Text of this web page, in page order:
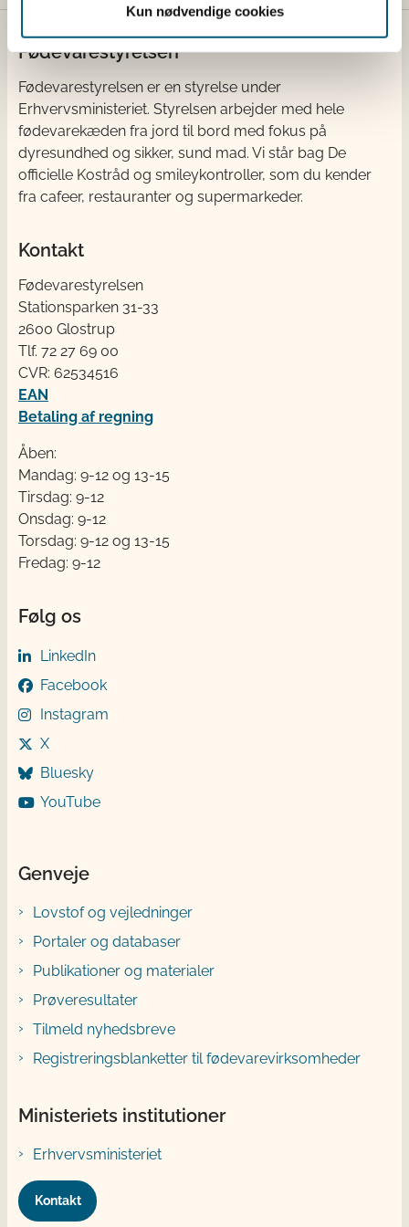
Kun nødvendige cookies
Fødevarestyrelsen
Fødevarestyrelsen er en styrelse under
Erhvervsministeriet. Styrelsen arbejder med hele
fødevarekæden fra jord til bord med fokus på
dyresundhed og sikker, sund mad. Vi står bag De
officielle Kostråd og smileykontroller, som du kender
fra cafeer, restauranter og supermarkeder.
Kontakt
Fødevarestyrelsen
Stationsparken 31-33
2600 Glostrup
Tlf. 72 2​​​7 69 00
CVR: 62534516
EAN
Betaling af regning
Åben:
Mandag: 9-12 og 13-15
Tirsdag: 9-12
Onsdag: 9-12
Torsdag: 9-12 og 13-15
Fredag: 9-12
Følg os
LinkedIn
Facebook
Instagram
X
Bluesky
YouTube
Genveje
Lovstof og vejledninger
Portaler og databaser
Publikationer og materialer
Prøveresultater
Tilmeld nyhedsbreve
Registreringsblanketter til fødevarevirksomheder
Ministeriets institutioner
Erhvervsministeriet
Kontakt